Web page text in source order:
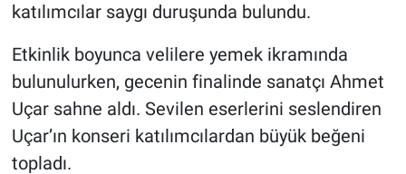
katılımcılar saygı duruşunda bulundu.
Etkinlik boyunca velilere yemek ikramında
bulunulurken, gecenin finalinde sanatçı Ahmet
Uçar sahne aldı. Sevilen eserlerini seslendiren
Uçar’ın konseri katılımcılardan büyük beğeni
topladı.